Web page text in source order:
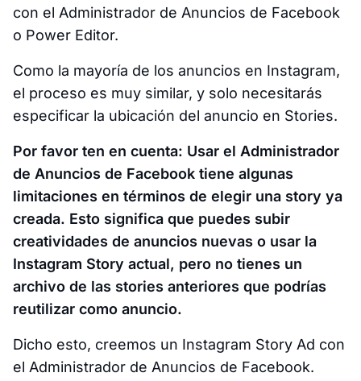
con el Administrador de Anuncios de Facebook
o Power Editor.
Como la mayoría de los anuncios en Instagram,
el proceso es muy similar, y solo necesitarás
especificar la ubicación del anuncio en Stories.
Por favor ten en cuenta: Usar el Administrador
de Anuncios de Facebook tiene algunas
limitaciones en términos de elegir una story ya
creada. Esto significa que puedes subir
creatividades de anuncios nuevas o usar la
Instagram Story actual, pero no tienes un
archivo de las stories anteriores que podrías
reutilizar como anuncio.
Dicho esto, creemos un Instagram Story Ad con
el Administrador de Anuncios de Facebook.